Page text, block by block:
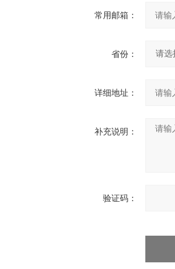
常用邮箱：
省份：
详细地址：
补充说明：
验证码：